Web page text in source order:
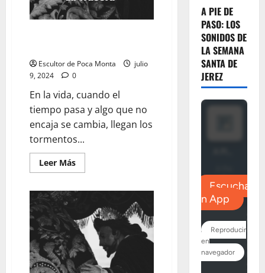
Escultor de Poca Monta
julio
9, 2024
0
En la vida, cuando el
tiempo pasa y algo que no
encaja se cambia, llegan los
tormentos...
Leer MásLeer
más
LA
«No
es
cuestión
de
gustos…»
A PIE DE
PASO: LOS
SONIDOS DE
LA SEMANA
SANTA DE
JEREZ